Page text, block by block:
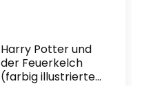
Harry Potter und
der Feuerkelch
(farbig illustrierte